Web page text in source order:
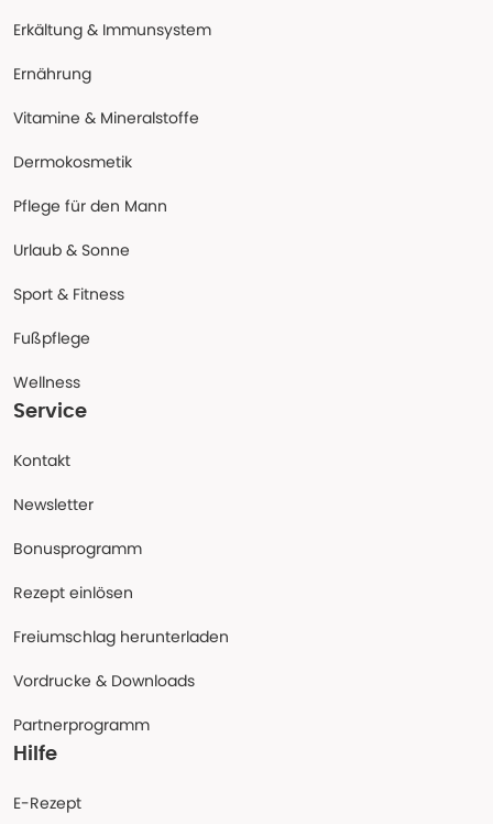
Erkältung & Immunsystem
Ernährung
Vitamine & Mineralstoffe
Dermokosmetik
Pflege für den Mann
Urlaub & Sonne
Sport & Fitness
Fußpflege
Wellness
Service
Kontakt
Newsletter
Bonusprogramm
Rezept einlösen
Freiumschlag herunterladen
Vordrucke & Downloads
Partnerprogramm
Hilfe
E-Rezept